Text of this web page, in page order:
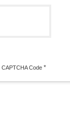
CAPTCHA Code *